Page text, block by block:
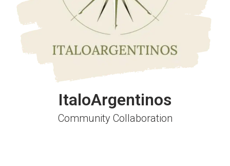
ItaloArgentinos
Community Collaboration